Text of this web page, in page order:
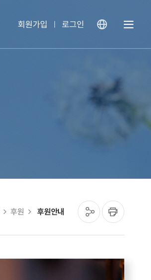
회원가입 로그인
기
후원 후원안내 공 인